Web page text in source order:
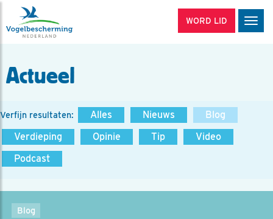
WORD LID
Actueel
Verfijn resultaten: Alles Nieuws
Blog
Verdieping
Opinie Tip
Video
Podcast
Blog